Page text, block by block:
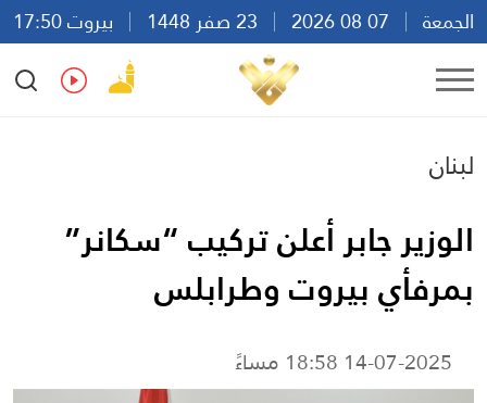
الجمعة
بيروت 17:50
Ar
En Fr Es
لبنان
الوزير جابر أعلن تركيب “سكانر”
بمرفأي بيروت وطرابلس
14-07-2025 18:58 مساءً